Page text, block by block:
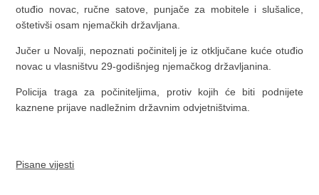
otuđio novac, ručne satove, punjače za mobitele i slušalice,
oštetivši osam njemačkih državljana.
Jučer u Novalji, nepoznati počinitelj je iz otključane kuće otuđio
novac u vlasništvu 29-godišnjeg njemačkog državljanina.
Policija traga za počiniteljima, protiv kojih će biti podnijete
kaznene prijave nadležnim državnim odvjetništvima.
Pisane vijesti